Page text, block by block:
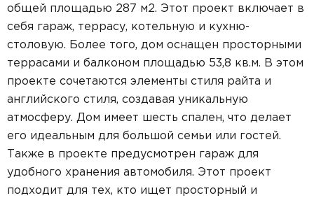
общей площадью 287 м2. Этот проект включает в
себя гараж, террасу, котельную и кухню-
столовую. Более того, дом оснащен просторными
террасами и балконом площадью 53,8 кв.м. В этом
проекте сочетаются элементы стиля райта и
английского стиля, создавая уникальную
атмосферу. Дом имеет шесть спален, что делает
его идеальным для большой семьи или гостей.
Также в проекте предусмотрен гараж для
удобного хранения автомобиля. Этот проект
подходит для тех, кто ищет просторный и